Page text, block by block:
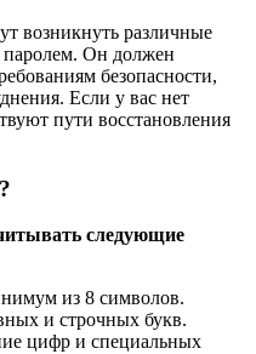
возникнуть различные
паролем. Он должен
безопасности,
Если у вас нет
пути восстановления
следующие
из 8 символов.
и строчных букв.
цифр и специальных